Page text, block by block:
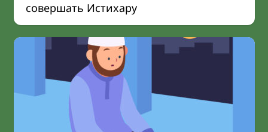
совершать Истихару